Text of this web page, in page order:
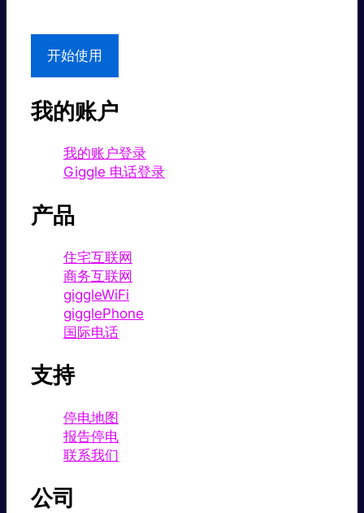
开始使用
我的账户
我的账户登录
Giggle 电话登录
产品
住宅互联网
商务互联网
giggleWiFi
gigglePhone
国际电话
支持
停电地图
报告停电
联系我们
公司